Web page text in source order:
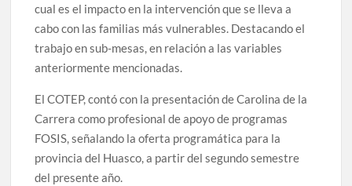
cual es el impacto en la intervención que se lleva a
cabo con las familias más vulnerables. Destacando el
trabajo en sub-mesas, en relación a las variables
anteriormente mencionadas.
El COTEP, contó con la presentación de Carolina de la
Carrera como profesional de apoyo de programas
FOSIS, señalando la oferta programática para la
provincia del Huasco, a partir del segundo semestre
del presente año.